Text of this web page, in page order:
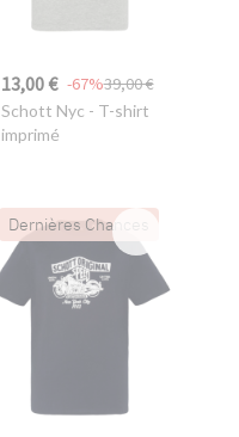
13,00 € 39,00 €
-67%
Schott Nyc - T-shirt
imprimé
Dernières Chances